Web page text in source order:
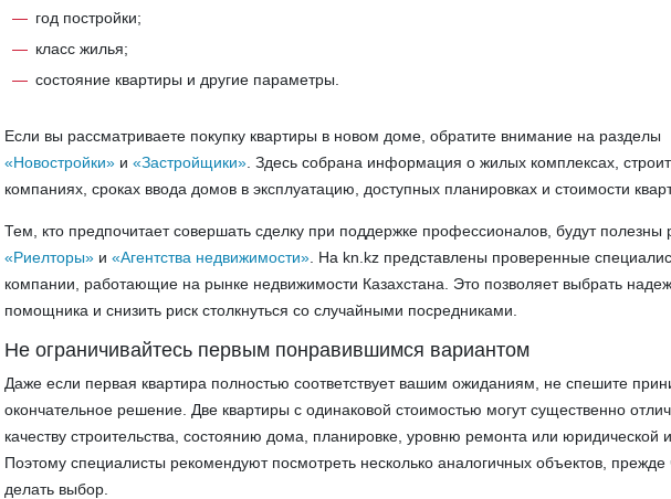
год постройки;
класс жилья;
состояние квартиры и другие параметры.
Если вы рассматриваете покупку квартиры в новом доме, обратите внимание на разделы
«Новостройки» и«Застройщики» . Здесь собрана информация о жилых комплексах,
компаниях, сроках ввода домов в эксплуатацию, доступных планировках и стоимости
Тем, кто предпочитает совершать сделку при поддержке профессионалов, будут полезны
«Риелторы» и«Агентства недвижимости» . На kn.kz представлены проверенные
компании, работающие на рынке недвижимости Казахстана. Это позволяет выбрать
помощника и снизить риск столкнуться со случайными посредниками.
Не ограничивайтесь первым понравившимся вариантом
Даже если первая квартира полностью соответствует вашим ожиданиям, не спешите
окончательное решение. Две квартиры с одинаковой стоимостью могут существенно
качеству строительства, состоянию дома, планировке, уровню ремонта или юридической
Поэтому специалисты рекомендуют посмотреть несколько аналогичных объектов, прежде
делать выбор.